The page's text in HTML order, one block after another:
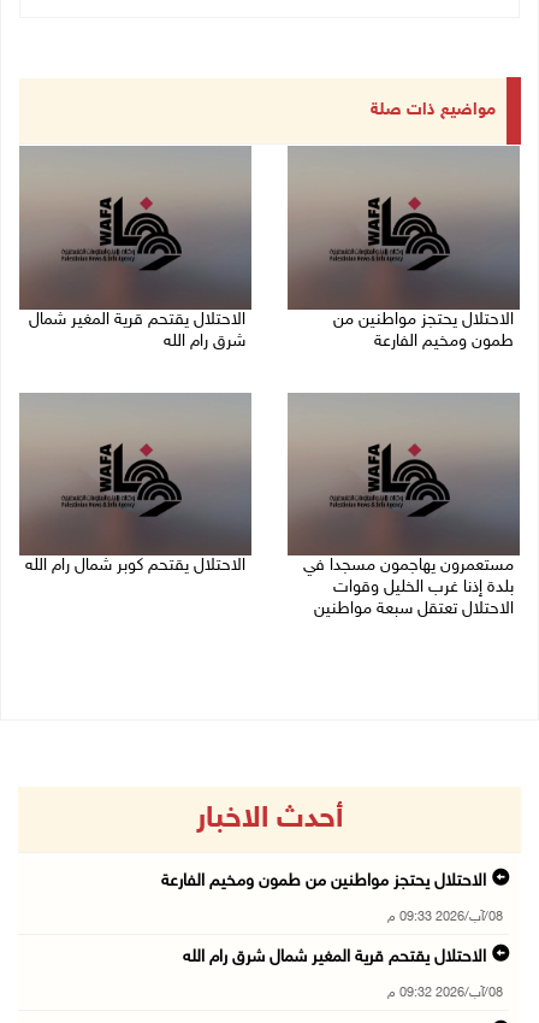
مواضيع ذات صلة
الاحتلال يحتجز مواطنين من
طمون ومخيم الفارعة
الاحتلال يقتحم قرية المغير شمال
شرق رام الله
مستعمرون يهاجمون مسجدا في
بلدة إذنا غرب الخليل وقوات
الاحتلال تعتقل سبعة مواطنين
الاحتلال يقتحم كوبر شمال رام الله
أحدث الاخبار
الاحتلال يحتجز مواطنين من طمون ومخيم الفارعة
08/آب/2026 09:33 م
الاحتلال يقتحم قرية المغير شمال شرق رام الله
08/آب/2026 09:32 م